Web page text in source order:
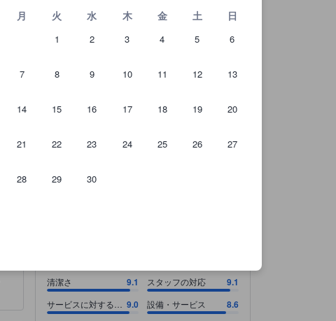
月 火 水 木 金 土 日
1 2 3 4 5 6
7 8 9 10 11 12 13
14 15 16 17 18 19 20
21 22 23 24 25 26 27
28 29 30
ユーザー提供写真（23枚）
清潔さ 9.1 スタッフの対応 9.1
サービスに対する料
金
9.0 設備・サービス 8.6